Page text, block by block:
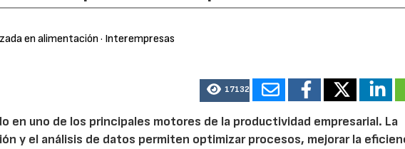
en alimentación · Interempresas
17132
en uno de los principales motores de la productividad empresarial. La
y el análisis de datos permiten optimizar procesos, mejorar la